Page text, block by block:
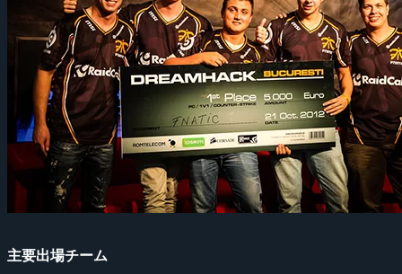
主要出場チーム